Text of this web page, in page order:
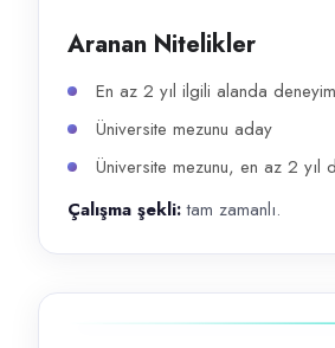
Aranan Nitelikler
En az 2 yıl ilgili alanda deneyim
Üniversite mezunu aday
Üniversite mezunu, en az 2 yıl
Çalışma şekli:tam zamanlı.